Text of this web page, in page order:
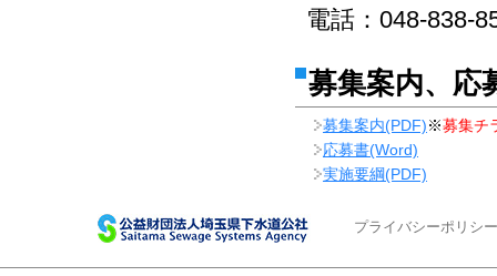
電話：048-838-
募集案内、応
募集案内(PDF)※募集チ
応募書(Word)
実施要綱(PDF)
プライバシーポリシー